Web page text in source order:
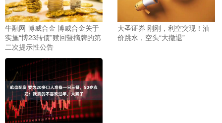
牛融网 博威合金 博威合金关于
实施“博23转债”赎回暨摘牌的第
二次提示性公告
大圣证券 刚刚，利空突现！油
价跳水，空头“大撤退”